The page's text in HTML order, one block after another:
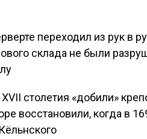
переходил из рук в
склада не были
столетия «добили»
восстановили, когда в